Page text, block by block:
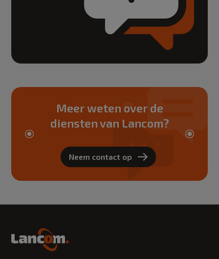
Meer weten over de
diensten van Lancom?
Neem contact op